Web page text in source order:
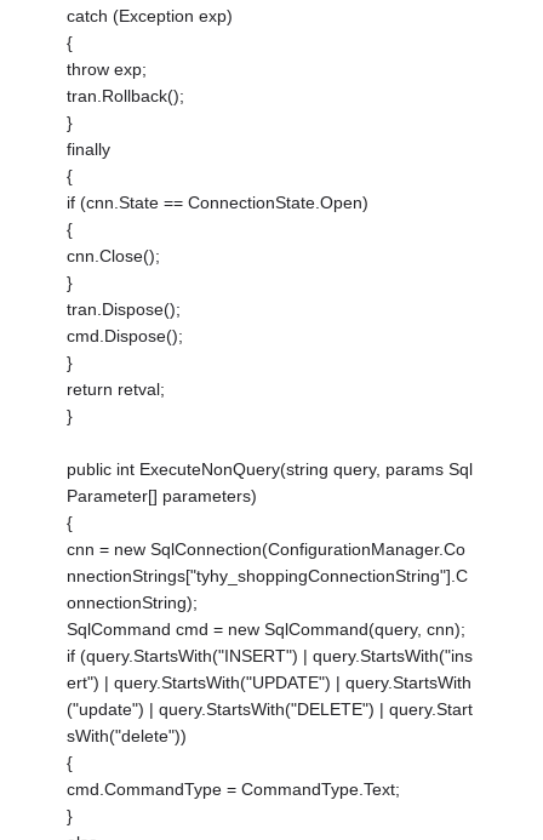
catch (Exception exp)
{
throw exp;
tran.Rollback();
}
finally
{
if (cnn.State == ConnectionState.Open)
{
cnn.Close();
}
tran.Dispose();
cmd.Dispose();
}
return retval;
}
public int ExecuteNonQuery(string query, params Sql
Parameter[] parameters)
{
cnn = new SqlConnection(ConfigurationManager.Co
nnectionStrings["tyhy_shoppingConnectionString"].C
onnectionString);
SqlCommand cmd = new SqlCommand(query, cnn);
if (query.StartsWith("INSERT") | query.StartsWith("ins
ert") | query.StartsWith("UPDATE") | query.StartsWith
("update") | query.StartsWith("DELETE") | query.Start
sWith("delete"))
{
cmd.CommandType = CommandType.Text;
}